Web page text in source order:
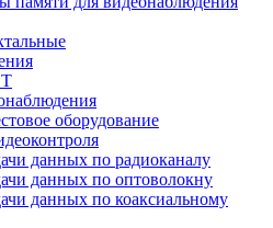
оборудование
данных по радиоканалу
данных по оптоволокну
данных по коаксиальному